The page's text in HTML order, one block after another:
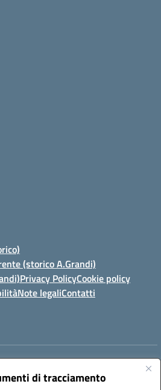
di tracciamento
(storico A.Grandi)
Privacy PolicyCookie policy
Note legaliContatti
leic8av008@istruzione.it